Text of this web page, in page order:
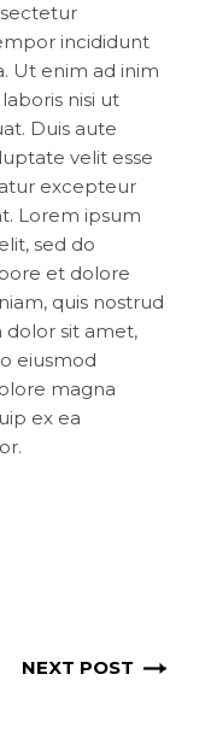
incididunt
Ut enim ad inim
nisi ut
Duis aute
velit esse
excepteur
Lorem ipsum
sed do
et dolore
quis nostrud
sit amet,
eiusmod
magna
ex ea
NEXT POST